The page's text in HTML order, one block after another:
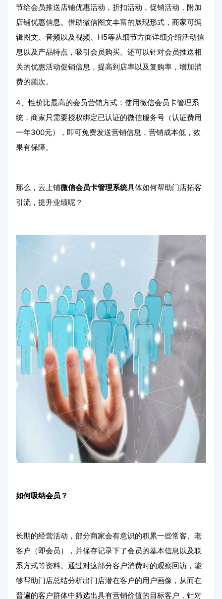
节给会员推送店铺优惠活动，折扣活动，促销活动，附加
店铺优惠信息。借助微信图文丰富的展现形式，商家可编
辑图文、音频以及视频、H5等从细节方面详细介绍活动信
息以及产品特点，吸引会员购买。还可以针对会员推送相
关的优惠活动促销信息，提高到店率以及复购率，增加消
费的频次。
4、性价比最高的会员营销方式：使用微信会员卡管理系
统，商家只需要授权绑定已认证的微信服务号（认证费用
一年300元），即可免费发送营销信息，营销成本低，效
果有保障。
那么，云上铺微信会员卡管理系统具体如何帮助门店拓客
引流，提升业绩呢？
如何吸纳会员？
长期的经营活动，部分商家会有意识的积累一些常客、老
客户（即会员），并保存记录下了会员的基本信息以及联
系方式等资料。通过对这部分客户消费时的观察回访，能
够帮助门店总结分析出门店潜在客户的用户画像，从而在
普遍的客户群体中筛选出具有营销价值的目标客户，针对